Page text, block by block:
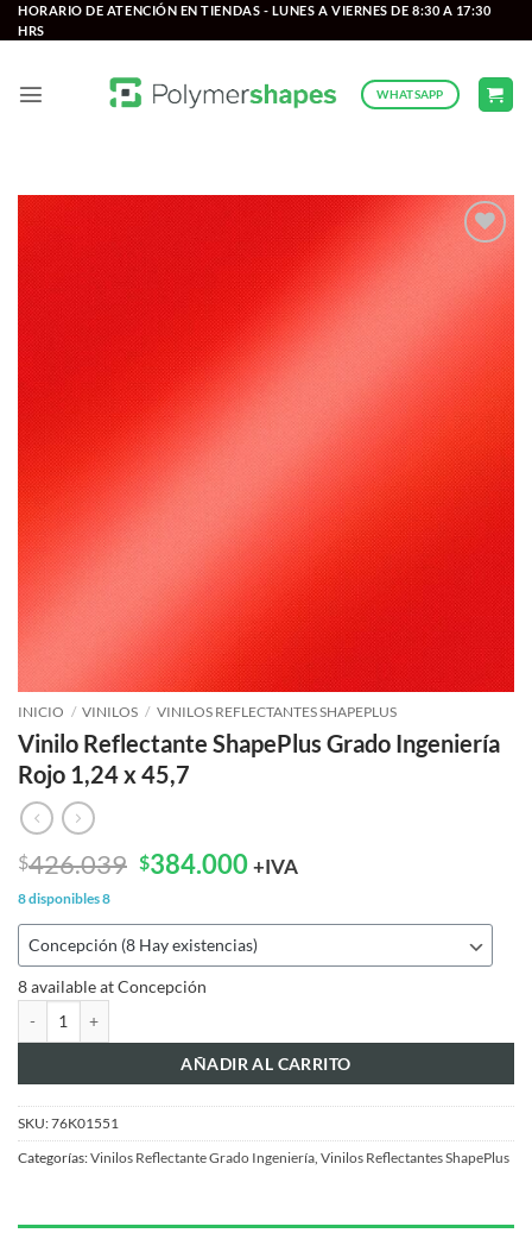
Saltar
al
HORARIO DE ATENCIÓN EN TIENDAS - LUNES A VIERNES DE 8:30 A 17:30
HRS
WHATSAPP
INICIO / VINILOS / VINILOS REFLECTANTES SHAPEPLUS
Vinilo Reflectante ShapePlus Grado Ingeniería
Rojo 1,24 x 45,7
$426.039 El
era:
$426.039.
$384.000El
es:
$384.000.
+IVA
8 disponibles8
8 available at Concepción
AÑADIR AL CARRITO
SKU:76K01551
Categorías:Vinilos Reflectante Grado Ingeniería Vinilos Reflectantes ShapePlus